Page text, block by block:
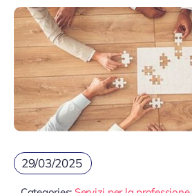
29/03/2025